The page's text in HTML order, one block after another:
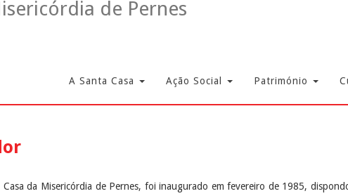
A Santa Casa Ação Social Património
da Misericórdia de Pernes, foi inaugurado em fevereiro de 1985,